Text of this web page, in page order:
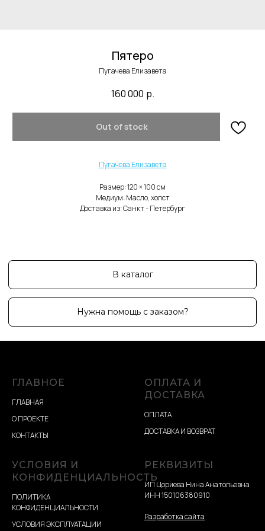
Пятеро
Пугачева Елизавета
160 000 р.
Out of stock
Пугачева Елизавета
Размер: 120 × 100 cм
Медиум: Масло, холст
Доставка из: Санкт - Петербург
ГЛАВНОЕ
ГЛАВНАЯ
О ПРОЕКТЕ
КОНТАКТЫ
ОПЛАТА И
ДОСТАВКА
ОПЛАТА
ДОСТАВКА И ВОЗВРАТ
УСЛОВИЯ И
КОНФИДЕНЦИАЛЬНОСТЬ
ПОЛИТИКА
КОНФИДЕНЦИАЛЬНОСТИ
УСЛОВИЯ ЭКСПЛУАТАЦИИ
РЕКВИЗИТЫ
ИП Цориева Нина Анатольевна
ИНН 150106380910
Разработка сайта